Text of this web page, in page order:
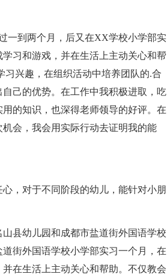
到两个月，后又在XX学校小学部实
习和游戏，并在生活上主动关心和帮
习兴趣，在组织活动中培养团队的.合
己的优势。在工作中我积极进取，吃
的知识，也深得老师领导的好评。在
会，我会用实际行动去证明我的能
，对于不同阶段的幼儿，能针对小朋
县幼儿园和成都市盐道街外国语学校
街外国语学校小学部实习一个月，在
在生活上主动关心和帮助。不仅教会